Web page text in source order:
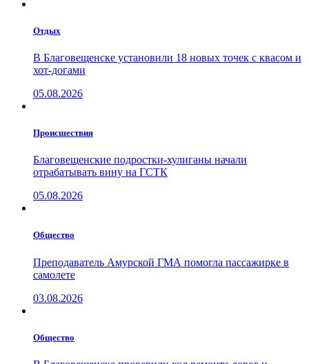
Отдых
В Благовещенске установили 18 новых точек с квасом и
хот-догами
05.08.2026
Проиcшествия
Благовещенские подростки-хулиганы начали
отрабатывать вину на ГСТК
05.08.2026
Общество
Преподаватель Амурской ГМА помогла пассажирке в
самолете
03.08.2026
Общество